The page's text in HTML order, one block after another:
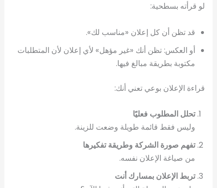
لو قرأته بسطحية:
قد تظن أن كل إعلان «مناسب لك».
أو العكس: تظن أنك «غير مؤهل» لأي إعلان لأن المتطلبات
مكتوبة بطريقة مبالغ فيها.
قراءة الإعلان بوعي تعني أنك:
تحلل المطلوب فعليًا
وليس فقط قائمة طويلة وضعت للزينة.
تفهم صورة الشركة وطريقة تفكيرها
من صياغة الإعلان نفسه.
تربط الإعلان بمسارك أنت